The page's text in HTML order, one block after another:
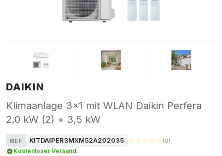
DAIKIN
Klimaanlage 3x1 mit WLAN Daikin Perfera
2,0 kW (2) + 3,5 kW
REF KITDAIPER3MXM52A202035 (0)
Kostenloser Versand.